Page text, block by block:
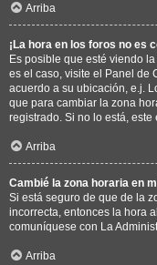
Arriba
¡La hora en los foros no es
Es posible que esté viendo
es el caso, visite el Panel de
acuerdo a su ubicación, e.j.
que para cambiar la zona
registrado. Si no lo está,
Arriba
Cambié la zona horaria en
Si está seguro de que de la
incorrecta, entonces la hora
comuníquese con La
Arriba